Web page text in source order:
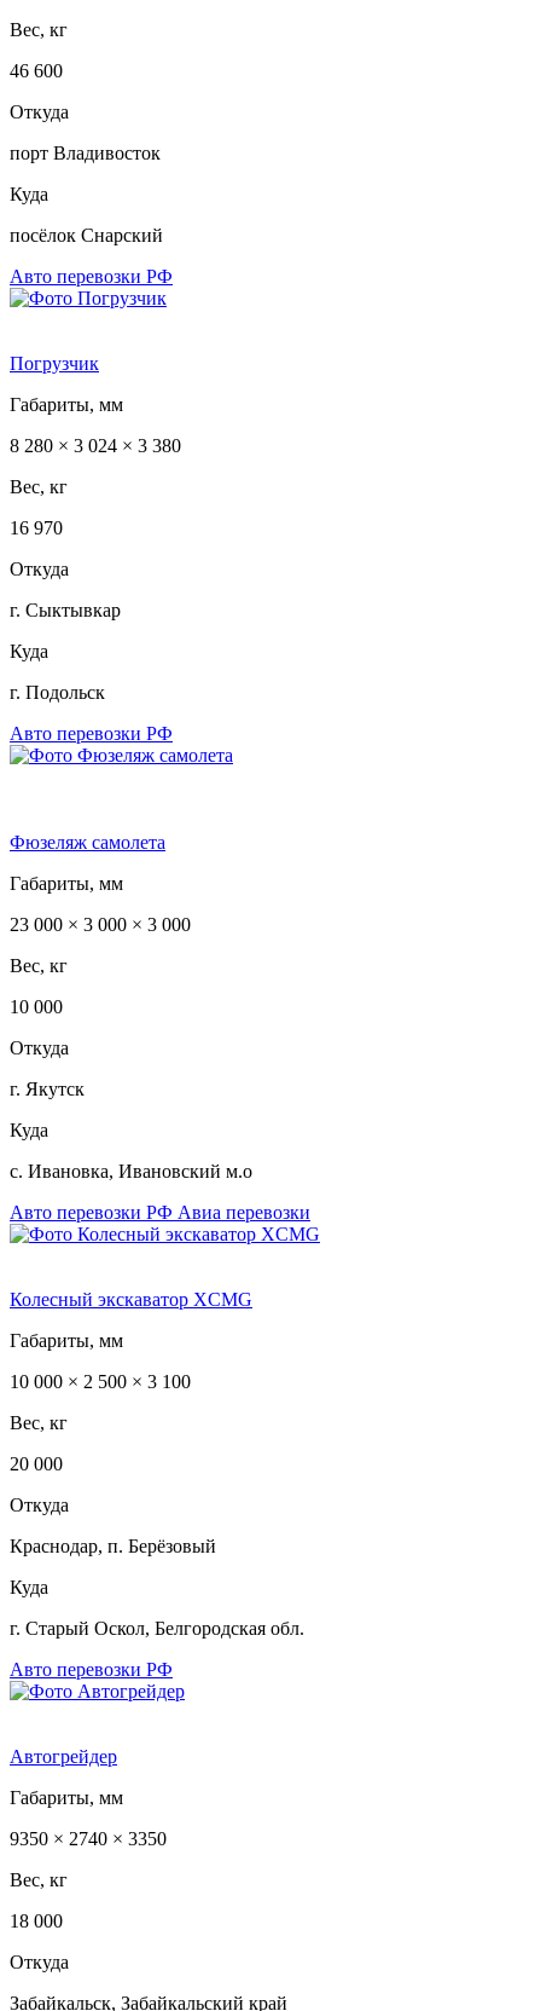
Вес, кг
46 600
Откуда
порт Владивосток
Куда
посёлок Снарский
Авто перевозки РФ
Погрузчик
Габариты, мм
8 280 × 3 024 × 3 380
Вес, кг
16 970
Откуда
г. Сыктывкар
Куда
г. Подольск
Авто перевозки РФ
Фюзеляж самолета
Габариты, мм
23 000 × 3 000 × 3 000
Вес, кг
10 000
Откуда
г. Якутск
Куда
с. Ивановка, Ивановский м.о
Авто перевозки РФ Авиа перевозки
Колесный экскаватор XCMG
Габариты, мм
10 000 × 2 500 × 3 100
Вес, кг
20 000
Откуда
Краснодар, п. Берёзовый
Куда
г. Старый Оскол, Белгородская обл.
Авто перевозки РФ
Автогрейдер
Габариты, мм
9350 × 2740 × 3350
Вес, кг
18 000
Откуда
Забайкальск, Забайкальский край